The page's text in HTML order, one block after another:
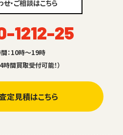
・ご相談はこちら
1212-25
：10時～19時
時間買取受付可能！）
定見積はこちら